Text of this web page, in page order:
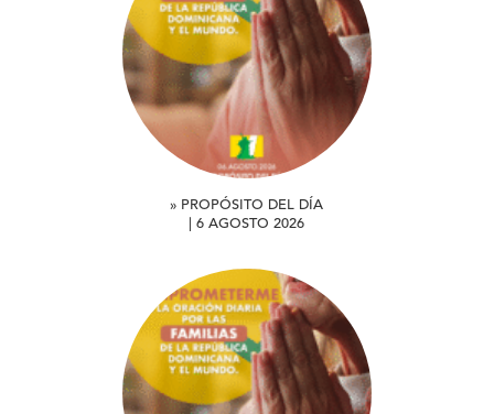
» PROPÓSITO DEL DÍA
| 6 AGOSTO 2026